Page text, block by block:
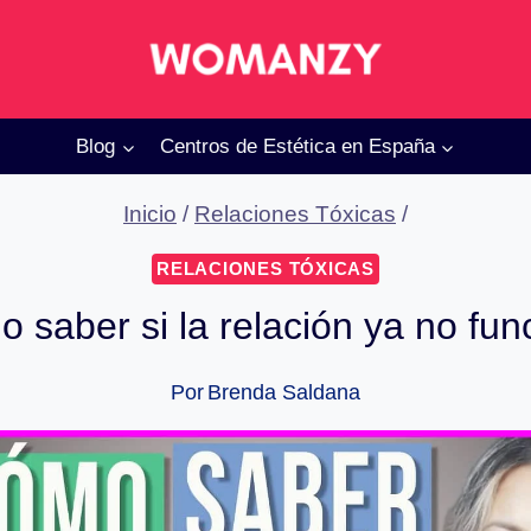
Blog Centros de Estética en España
Inicio / Relaciones Tóxicas /
RELACIONES TÓXICAS
saber si la relación ya no
Por Brenda Saldana